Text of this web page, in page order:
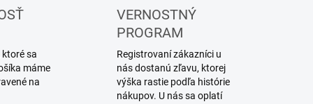
ktoré sa
máme
na
VERNOSTNÝ
PROGRAM
Registrovaní zákazníci u
nás dostanú zľavu, ktorej
výška rastie podľa histórie
nákupov. U nás sa oplatí